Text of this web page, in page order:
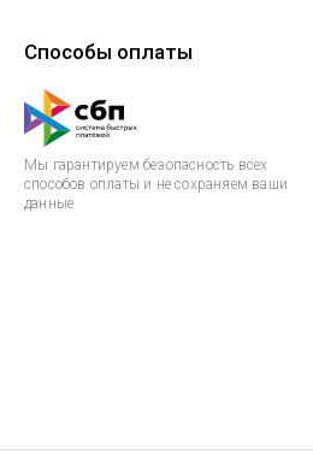
Способы оплаты
Мы гарантируем безопасность всех
способов оплаты и не сохраняем ваши
данные